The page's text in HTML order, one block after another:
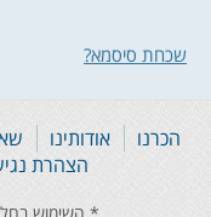
שכחת סיסמא?
הכרנו אודותינו
הצהרת